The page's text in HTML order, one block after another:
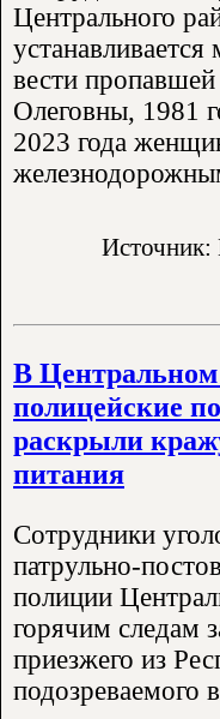
Центрального
вести
Олеговны, 1981
2023 года
В
полицейские
раскрыли
питания
Сотрудники
патрульно-
полиции
горячим следам
приезжего из
подозреваемого